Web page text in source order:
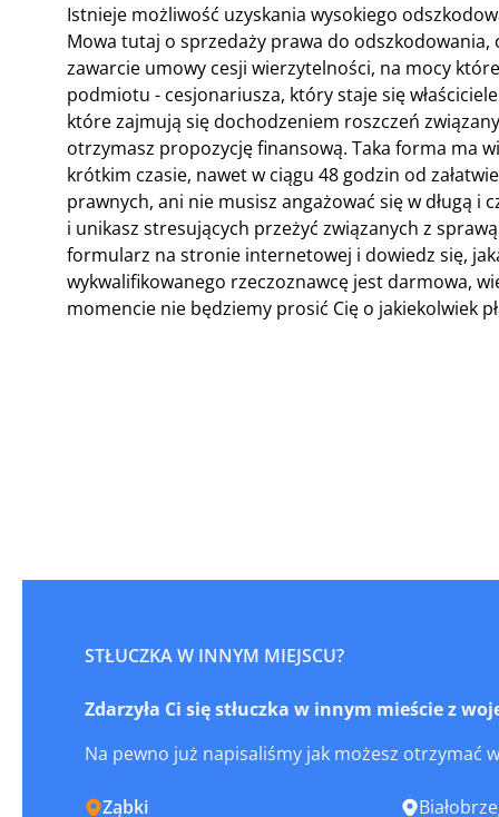
Istnieje możliwość uzyskania wysokiego
Mowa tutaj o sprzedaży prawa do odszkodowania,
zawarcie umowy cesji wierzytelności, na mocy
podmiotu - cesjonariusza, który staje się
które zajmują się dochodzeniem roszczeń
otrzymasz propozycję finansową. Taka forma ma
krótkim czasie, nawet w ciągu 48 godzin od
prawnych, ani nie musisz angażować się w długą i
i unikasz stresujących przeżyć związanych z
formularz na stronie internetowej i dowiedz się,
wykwalifikowanego rzeczoznawcę jest darmowa,
momencie nie będziemy prosić Cię o jakiekolwiek
STŁUCZKA W INNYM MIEJSCU?
Zdarzyła Ci się stłuczka w innym mieście z
Na pewno już napisaliśmy jak możesz otrzymać
Ząbki